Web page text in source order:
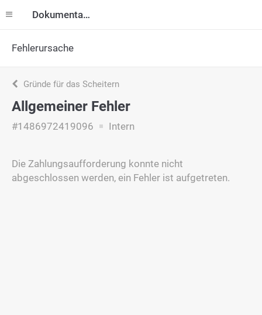
Dokumentation
Fehlerursache
Gründe für das Scheitern
Allgemeiner Fehler
#1486972419096 Intern
Die Zahlungsaufforderung konnte nicht
abgeschlossen werden, ein Fehler ist aufgetreten.